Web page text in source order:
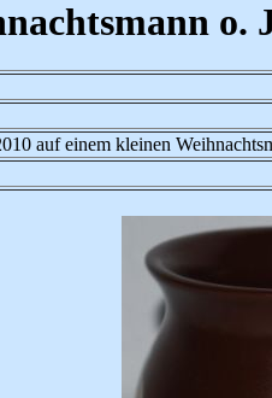
o.
auf einem kleinen